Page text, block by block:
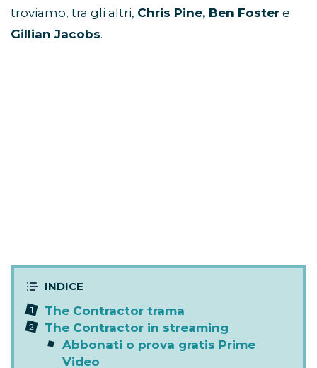
troviamo, tra gli altri, Chris Pine, Ben Foster e
Gillian Jacobs.
The Contractor trama
The Contractor in streaming
Abbonati o prova gratis Prime
Video